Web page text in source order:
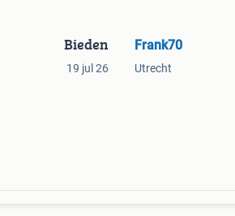
Bieden
19 jul 26
Frank70
Utrecht